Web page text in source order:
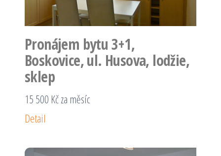
Pronájem bytu 3+1,
Boskovice, ul. Husova, lodžie,
sklep
15 500 Kč za měsíc
Detail